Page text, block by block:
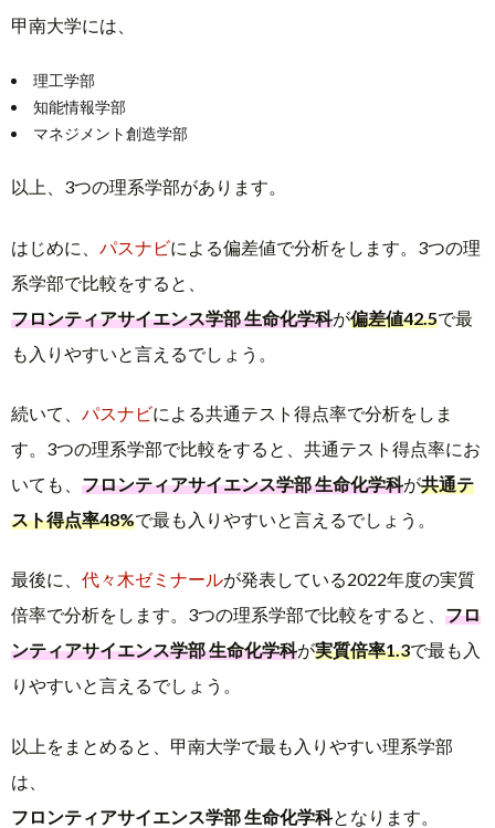
甲南大学には、
理工学部
知能情報学部
マネジメント創造学部
以上、3つの理系学部があります。
はじめに、 パスナビによる偏差値で分析をします。3つの理
系学部で比較をすると、
フロンティアサイエンス学部 生命化学科が偏差値42.5で最
も入りやすいと言えるでしょう。
続いて、 パスナビによる共通テスト得点率で分析をしま
す。3つの理系学部で比較をすると、共通テスト得点率にお
いても、 フロンティアサイエンス学部 生命化学科が共通テ
スト得点率48%で最も入りやすいと言えるでしょう。
最後に、 代々木ゼミナールが発表している2022年度の実質
倍率で分析をします。3つの理系学部で比較をすると、 フロ
ンティアサイエンス学部 生命化学科が実質倍率1.3で最も入
りやすいと言えるでしょう。
以上をまとめると、甲南大学で最も入りやすい理系学部
は、
フロンティアサイエンス学部 生命化学科となります。